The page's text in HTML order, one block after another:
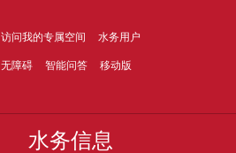
访问我的专属空间 水务用户
无障碍 智能问答 移动版
水务信息